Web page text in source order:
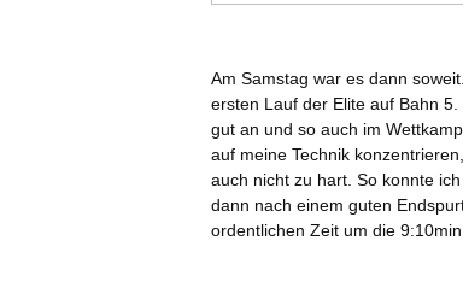
Am Samstag war es dann
ersten Lauf der Elite auf Bahn
gut an und so auch im
auf meine Technik
auch nicht zu hart. So konnte
dann nach einem guten
ordentlichen Zeit um die